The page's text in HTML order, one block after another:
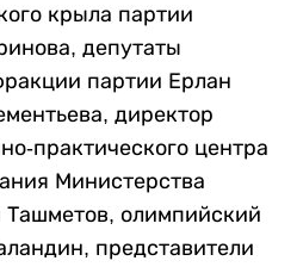
крыла партии
депутаты
партии Ерлан
директор
практического центра
Министерства
олимпийский
представители